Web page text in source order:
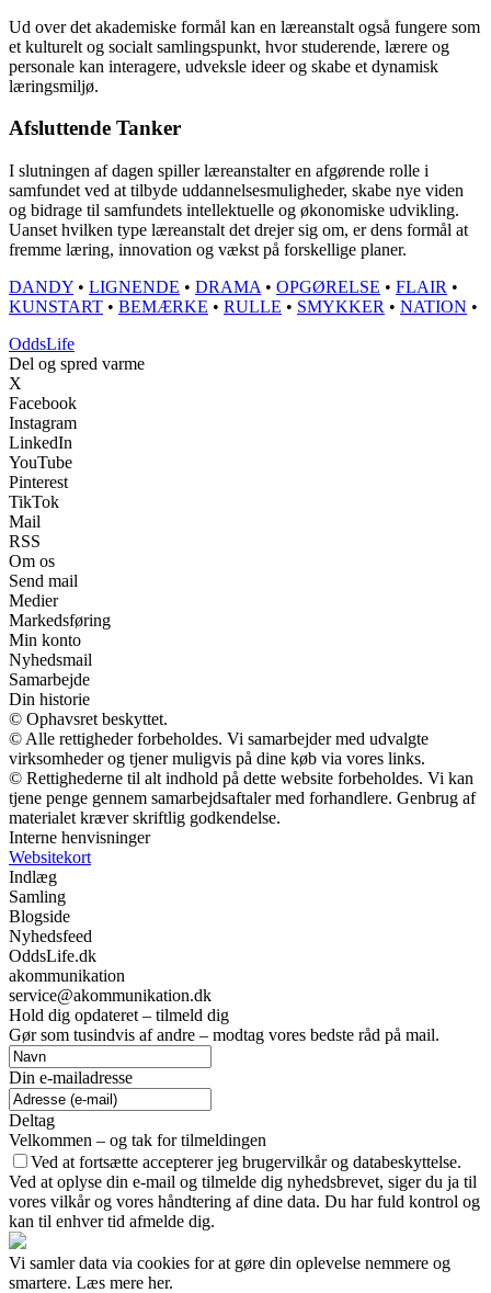
Ud over det akademiske formål kan en læreanstalt også fungere som
et kulturelt og socialt samlingspunkt, hvor studerende, lærere og
personale kan interagere, udveksle ideer og skabe et dynamisk
læringsmiljø.
Afsluttende Tanker
I slutningen af dagen spiller læreanstalter en afgørende rolle i
samfundet ved at tilbyde uddannelsesmuligheder, skabe nye viden
og bidrage til samfundets intellektuelle og økonomiske udvikling.
Uanset hvilken type læreanstalt det drejer sig om, er dens formål at
fremme læring, innovation og vækst på forskellige planer.
DANDY • LIGNENDE • DRAMA • OPGØRELSE • FLAIR •
KUNSTART • BEMÆRKE • RULLE • SMYKKER • NATION •
OddsLife
Del og spred varme
X
Facebook
Instagram
LinkedIn
YouTube
Pinterest
TikTok
Mail
RSS
Om os
Send mail
Medier
Markedsføring
Min konto
Nyhedsmail
Samarbejde
Din historie
© Ophavsret beskyttet.
© Alle rettigheder forbeholdes. Vi samarbejder med udvalgte
virksomheder og tjener muligvis på dine køb via vores links.
© Rettighederne til alt indhold på dette website forbeholdes. Vi kan
tjene penge gennem samarbejdsaftaler med forhandlere. Genbrug af
materialet kræver skriftlig godkendelse.
Interne henvisninger
Websitekort
Indlæg
Samling
Blogside
Nyhedsfeed
OddsLife.dk
akommunikation
service@akommunikation.dk
Hold dig opdateret – tilmeld dig
Gør som tusindvis af andre – modtag vores bedste råd på mail.
Din e-mailadresse
Deltag
Velkommen – og tak for tilmeldingen
Ved at fortsætte accepterer jeg brugervilkår og databeskyttelse.
Ved at oplyse din e-mail og tilmelde dig nyhedsbrevet, siger du ja til
vores vilkår og vores håndtering af dine data. Du har fuld kontrol og
kan til enhver tid afmelde dig.
Vi samler data via cookies for at gøre din oplevelse nemmere og
smartere. Læs mere her.